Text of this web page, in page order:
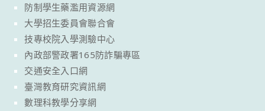
防制學生藥濫用資源網
大學招生委員會聯合會
技專校院入學測驗中心
內政部警政署165防詐騙專區
交通安全入口網
臺灣教育研究資訊網
數理科教學分享網